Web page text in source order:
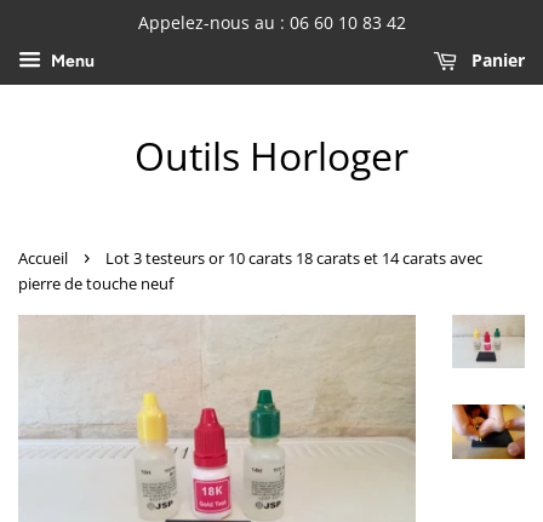
Appelez-nous au : 06 60 10 83 42
Menu Panier
Outils Horloger
Accueil ›
Lot 3 testeurs or 10 carats 18 carats et 14 carats avec
pierre de touche neuf